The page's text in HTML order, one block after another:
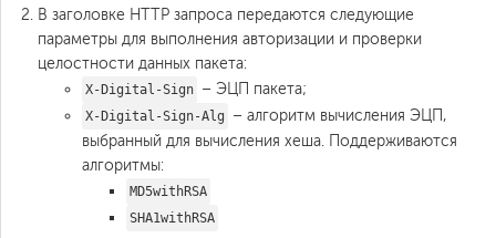
В заголовке HTTP запроса передаются следующие
параметры для выполнения авторизации и проверки
целостности данных пакета:
X-Digital-Sign – ЭЦП пакета;
X-Digital-Sign-Alg
– алгоритм вычисления ЭЦП,
выбранный для вычисления хеша. Поддерживаются
алгоритмы:
MD5withRSA
SHA1withRSA